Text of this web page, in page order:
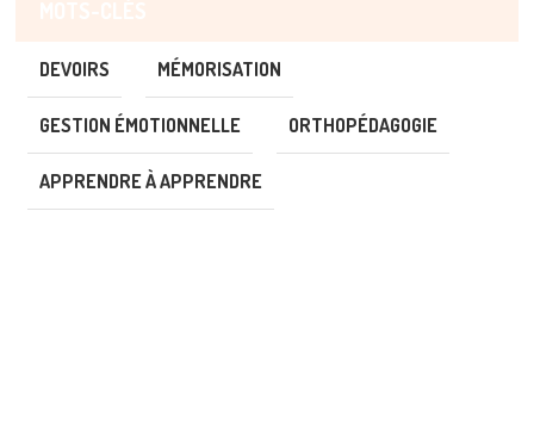
DEVOIRS MÉMORISATION
GESTION ÉMOTIONNELLE ORTHOPÉDAGOGIE
APPRENDRE À APPRENDRE